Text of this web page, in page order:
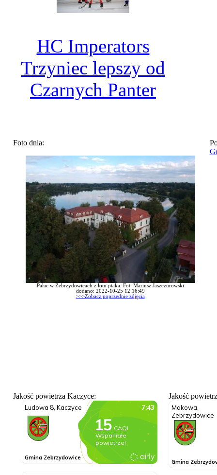
HC Imperators
Trzyniec lepszy od
Czarnych Panter
Foto dnia:
Pałac w Zebrzydowicach z lotu ptaka. Fot: Mariusz Jaszczurowski
dodano: 2022-10-25 12:16:49
>>>Zobacz poprzednie zdjęcia
Jakość powietrza Kaczyce: Jakość